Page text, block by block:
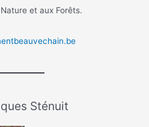
et aux Forêts.
Sténuit